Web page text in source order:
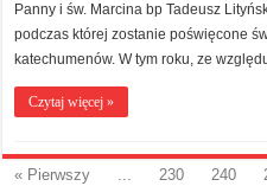
Panny i św. Marcina bp Tadeusz
podczas której zostanie poświęcone
katechumenów. W tym roku, ze
Czytaj więcej »
« Pierwszy ... 230 240